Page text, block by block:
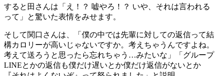
すると田さんは「え！？ 嘘やろ！？ いや、それは言われる
って」と驚いた表情をみせます。
そして関口さんは、「僕の中では先輩に対しての返信って結
構カロリーが高いじゃないですか。考えちゃうんですよね。
考えて送ろうと思ったら忘れちゃう…みたいな」「グループ
LINEとかの返信も僕だけ遅いとか僕だけ返信がないとか